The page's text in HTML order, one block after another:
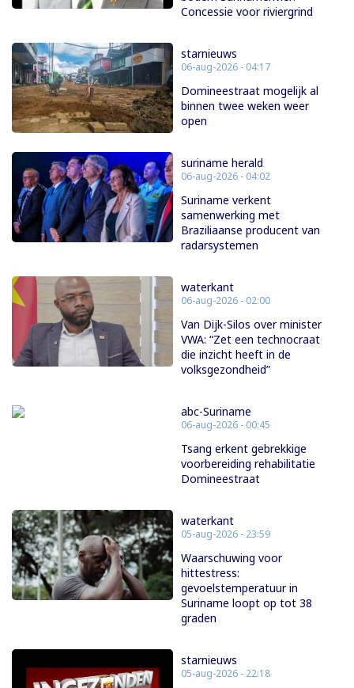
Concessie voor riviergrind
starnieuws
06-aug-2026 - 04:17
Domineestraat mogelijk al
binnen twee weken weer
open
suriname herald
06-aug-2026 - 04:02
Suriname verkent
samenwerking met
Braziliaanse producent van
radarsystemen
waterkant
06-aug-2026 - 02:00
Van Dijk-Silos over minister
VWA: “Zet een technocraat
die inzicht heeft in de
volksgezondheid”
abc-Suriname
06-aug-2026 - 00:45
Tsang erkent gebrekkige
voorbereiding rehabilitatie
Domineestraat
waterkant
05-aug-2026 - 23:59
Waarschuwing voor
hittestress:
gevoelstemperatuur in
Suriname loopt op tot 38
graden
starnieuws
05-aug-2026 - 22:18